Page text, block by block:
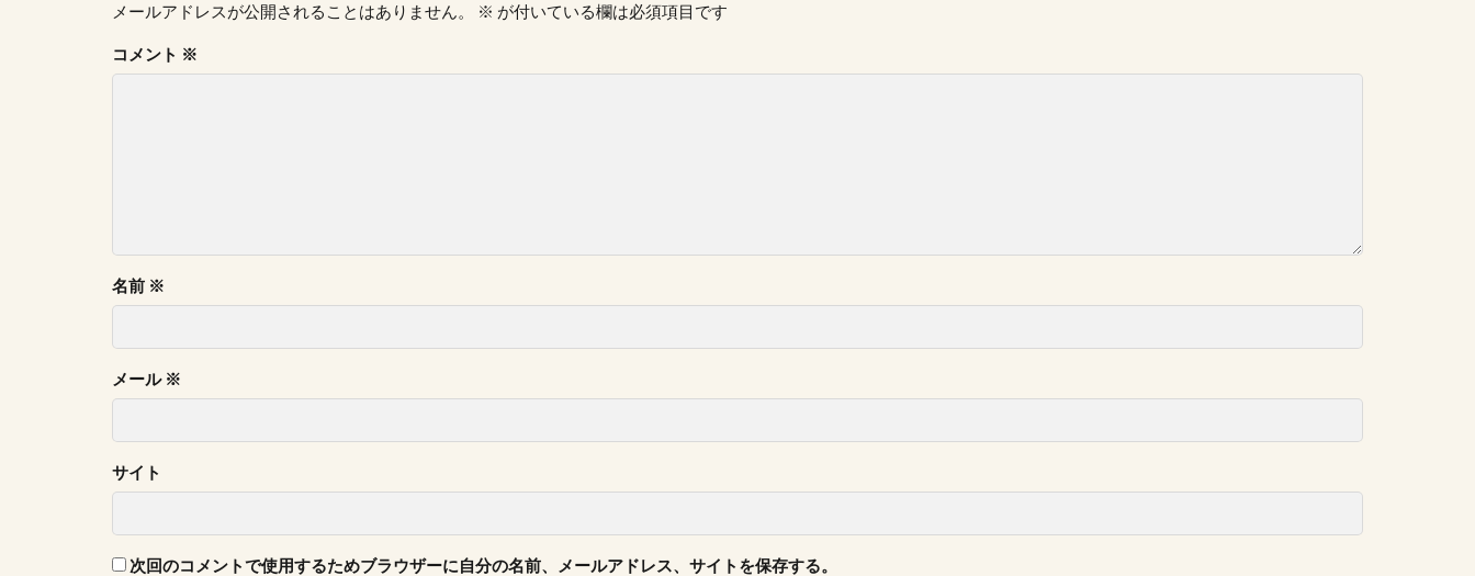
メールアドレスが公開されることはありません。 ※ が付いている欄は必須項目です
コメント ※
名前 ※
メール ※
サイト
次回のコメントで使用するためブラウザーに自分の名前、メールアドレス、サイトを保存する。